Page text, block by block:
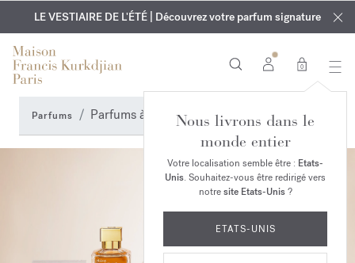
EXCLUSIF | Découvrez le nouveau parfum OUD
velvet mood
dans votre commande*
GRAVURE OFFERTE | Sur tous les parfums et huiles pour le
corps jusqu'au 9 août
LE VESTIAIRE DE L'ÉTÉ | Découvrez votre parfum signature
0
Nous livrons dans le
monde entier
Votre localisation semble être : Etats-
Unis. Souhaitez-vous être redirigé vers
notresite Etats-Unis?
ETATS-UNIS
Parfums Parfums à la Rose